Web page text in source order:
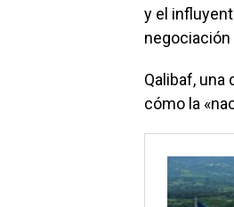
y el
negociación
Qalibaf, una
cómo la